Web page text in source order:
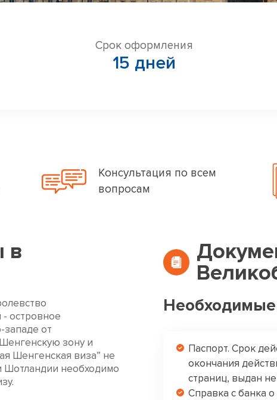
Срок оформления
15 дней
Консультация по всем
вопросам
в
островное
западе от
зону и
Шенгенская виза” не
Шотландии необходимо
Паспорт. Срок
окончания
страниц, выдан
Справка с банка